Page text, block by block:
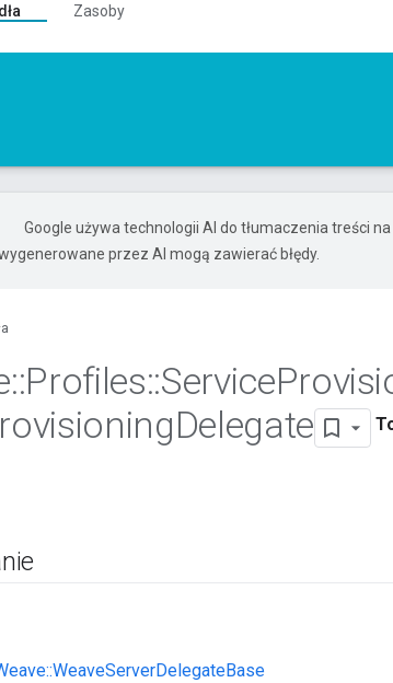
Zasoby
Google używa technologii AI do tłumaczenia treści
przez AI mogą zawierać błędy.
::Profiles::Service
Delegate